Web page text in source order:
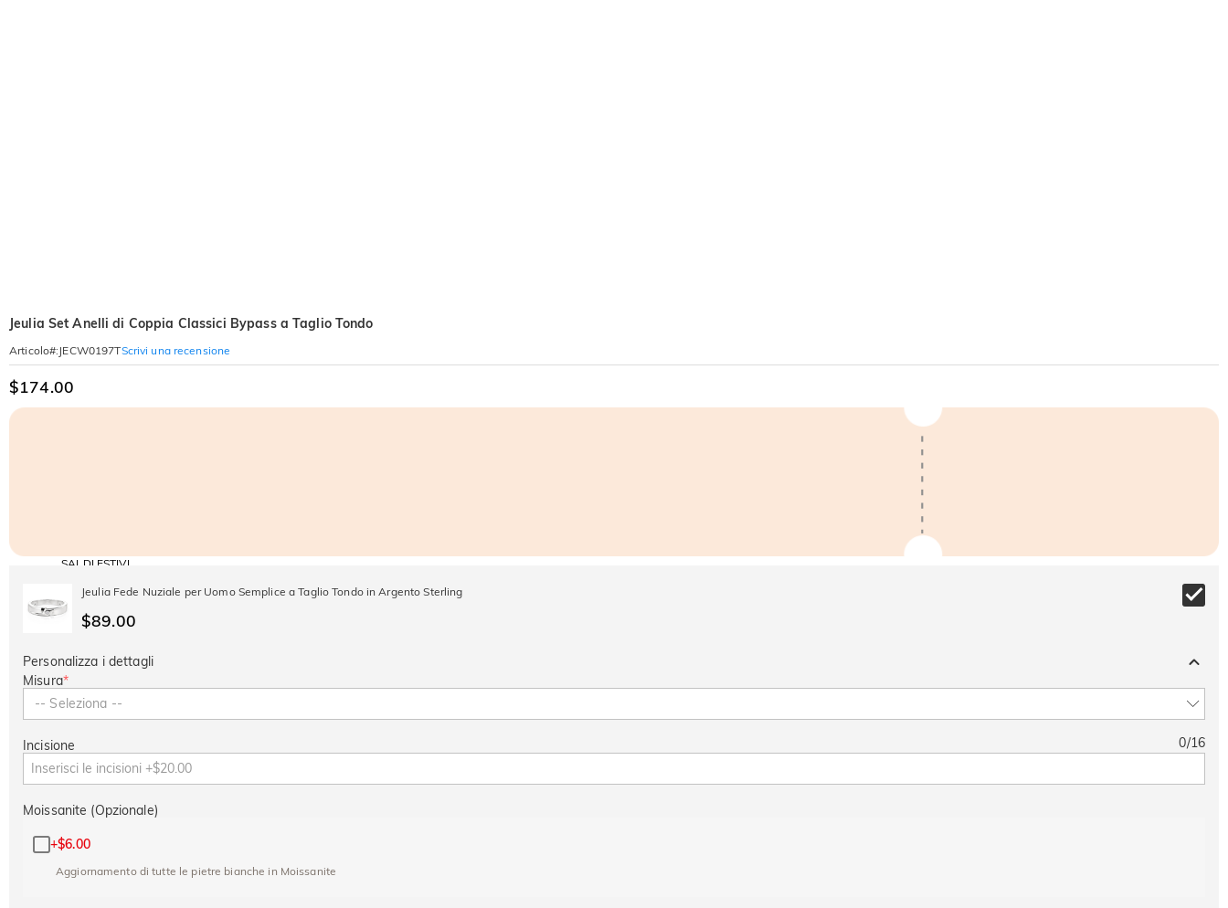
Jeulia Set Anelli di Coppia Classici Bypass a Taglio Tondo
Articolo#: JECW0197TScrivi una recensione
$174.00
SALDI ESTIVI
SU TUTTO
SUL 2°
SUMMER
Copia
Jeulia Fede Nuziale per Uomo Semplice a Taglio Tondo in Argento Sterling
$89.00
Personalizza i dettagli
Misura*
-- Seleziona --
Incisione 0/16
Moissanite (Opzionale)
+$6.00
Aggiornamento di tutte le pietre bianche in Moissanite